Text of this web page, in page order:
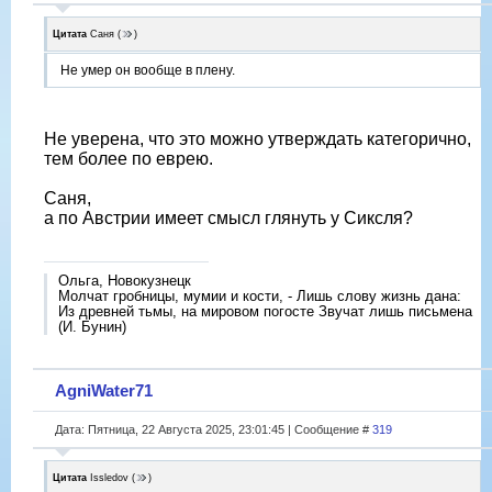
Цитата Саня ( )
Не умер он вообще в плену.
Не уверена, что это можно утверждать категорично,
тем более по еврею.
Саня,
а по Австрии имеет смысл глянуть у Сиксля?
Ольга, Новокузнецк
Молчат гробницы, мумии и кости, - Лишь слову жизнь дана:
Из древней тьмы, на мировом погосте Звучат лишь письмена
(И. Бунин)
AgniWater71
Дата: Пятница, 22 Августа 2025, 23:01:45 | Сообщение # 319
Цитата Issledov ( )